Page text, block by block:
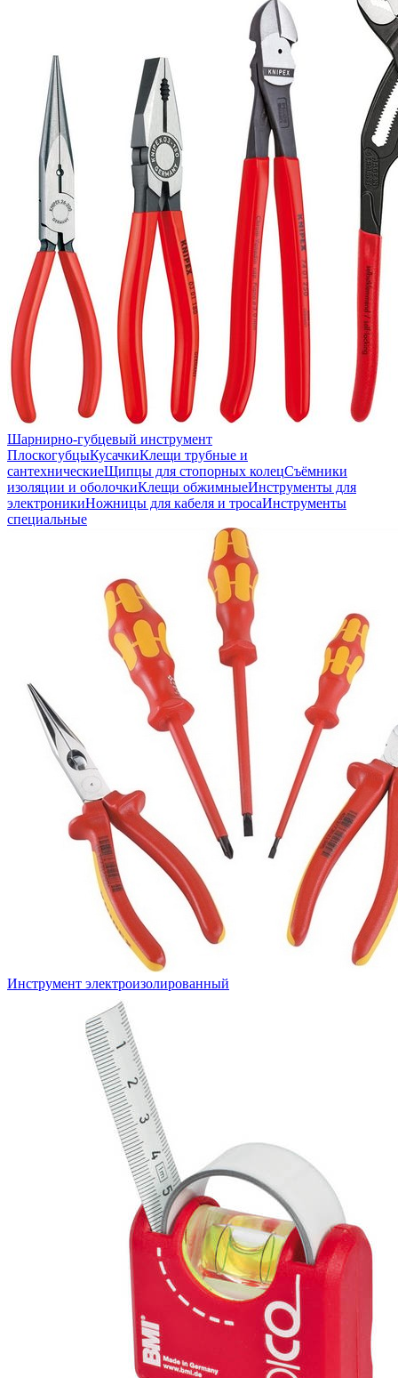
Шарнирно-губцевый инструмент
ПлоскогубцыКусачкиКлещи трубные и
сантехническиеЩипцы для стопорных колецСъёмники
изоляции и оболочкиКлещи обжимныеИнструменты для
электроникиНожницы для кабеля и тросаИнструменты
специальные
Инструмент электроизолированный